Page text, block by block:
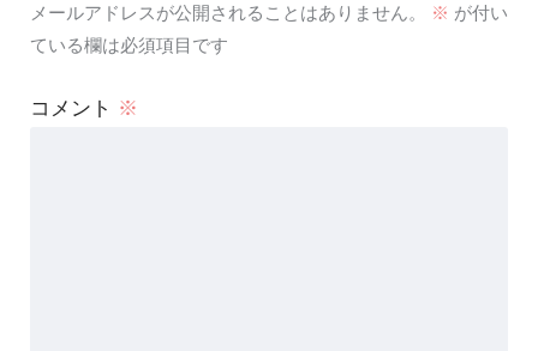
メールアドレスが公開されることはありません。 ※ が付い
ている欄は必須項目です
コメント ※